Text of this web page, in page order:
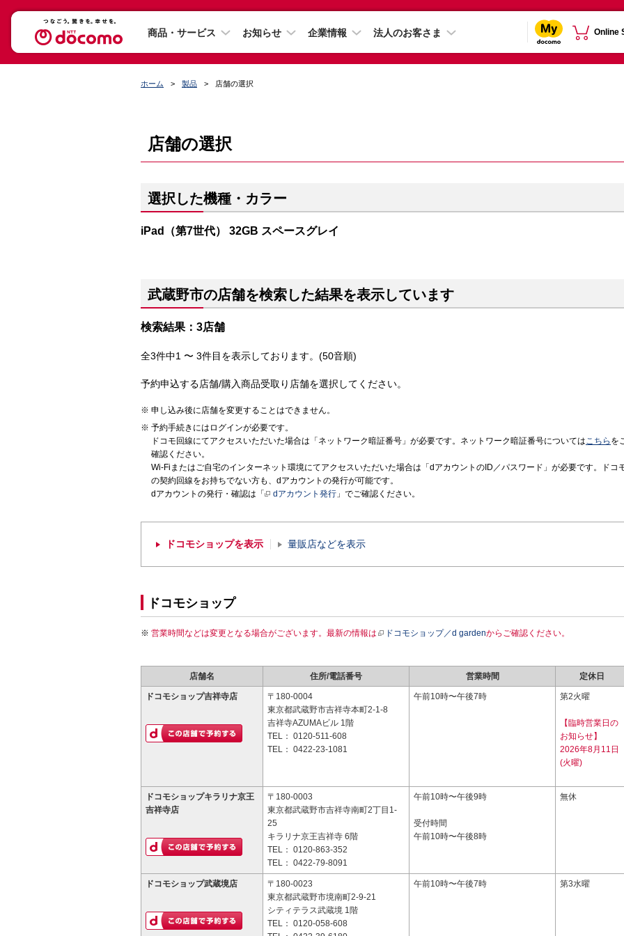
商品・サービス お知らせ 企業情報 法人のお客さま Online
ホーム 製品 店舗の選択
店舗の選択
選択した機種・カラー
iPad（第7世代） 32GB スペースグレイ
武蔵野市の店舗を検索した結果を表示しています
検索結果：3店舗
全3件中1 〜 3件目を表示しております。(50音順)
予約申込する店舗/購入商品受取り店舗を選択してください。
申し込み後に店舗を変更することはできません。
予約手続きにはログインが必要です。
ドコモ回線にてアクセスいただいた場合は「ネットワーク暗証番号」が必要です。ネットワーク暗証番号についてはこちら を
確認ください。
Wi-Fiまたはご自宅のインターネット環境にてアクセスいただいた場合は「dアカウントのID／パスワード」が必要です。ドコ
の契約回線をお持ちでない方も、dアカウントの発行が可能です。
dアカウントの発行・確認は「
dアカウント発行 」でご確認ください。
ドコモショップを表示 量販店などを表示
ドコモショップ
営業時間などは変更となる場合がございます。最新の情報は ドコモショップ／d gardenからご確認ください。
店舗名 住所/電話番号 営業時間 定休日
ドコモショップ吉祥寺店
〒180-0004
東京都武蔵野市吉祥寺本町2-1-8
吉祥寺AZUMAビル 1階
TEL： 0120-511-608
TEL： 0422-23-1081
午前10時〜午後7時 第2火曜
【臨時営業日の
お知らせ】
2026年8月11日
(火曜)
ドコモショップキラリナ京王
吉祥寺店
〒180-0003
東京都武蔵野市吉祥寺南町2丁目1-
25
キラリナ京王吉祥寺 6階
TEL： 0120-863-352
TEL： 0422-79-8091
午前10時〜午後9時
受付時間
午前10時〜午後8時
無休
ドコモショップ武蔵境店
〒180-0023
東京都武蔵野市境南町2-9-21
シティテラス武蔵境 1階
TEL： 0120-058-608
午前10時〜午後7時 第3水曜